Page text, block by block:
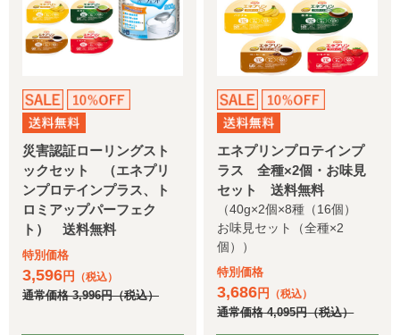
災害認証ローリングスト
ックセット （エネプリ
ンプロテインプラス、ト
ロミアップパーフェク
ト） 送料無料
特別価格
3,596円 （税込）
通常価格3,996円（税込）
エネプリンプロテインプ
ラス 全種×2個・お味見
セット 送料無料
（40g×2個×8種（16個）
お味見セット（全種×2
個））
特別価格
3,686円 （税込）
通常価格4,095円（税込）